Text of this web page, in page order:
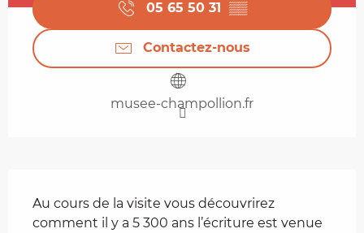
05 65 50 31 ▒▒
Contactez-nous
musee-champollion.fr
Au cours de la visite vous découvrirez
comment il y a 5 300 ans l’écriture est venue